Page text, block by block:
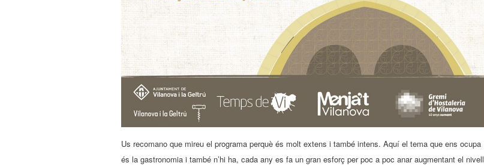
Us recomano que mireu el programa perquè és molt extens i també intens. Aquí el tema que ens ocupa
és la gastronomia i també n’hi ha, cada any es fa un gran esforç per poc a poc anar augmentant el nivell